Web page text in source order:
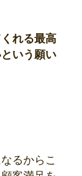
れる最高
いう願い
るからこ